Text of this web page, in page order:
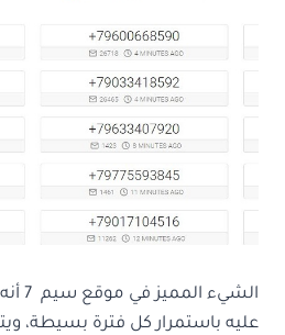
عليه باستمرار كل فترة بسيطة،